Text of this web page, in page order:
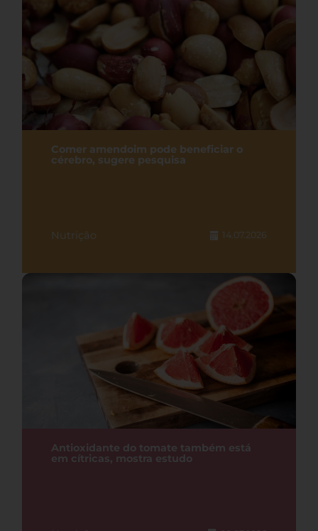
Comer amendoim pode beneficiar o
cérebro, sugere pesquisa
Nutrição 14.07.2026
Antioxidante do tomate também está
em cítricas, mostra estudo